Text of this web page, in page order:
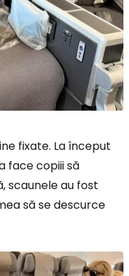
fixate. La început
face copiii să
scaunele au fost
să se descurce